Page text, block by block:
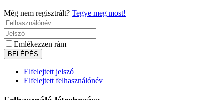
Még nem regisztrált? Tegye meg most!
Emlékezzen rám
Elfelejtett jelszó
Elfelejtett felhasználónév